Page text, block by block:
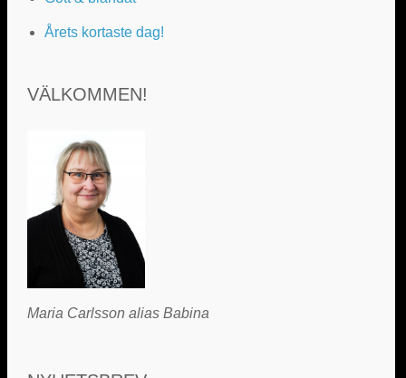
Årets kortaste dag!
VÄLKOMMEN!
Maria Carlsson alias Babina